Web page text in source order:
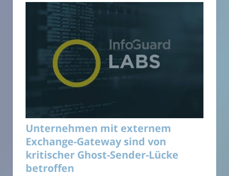
Unternehmen mit externem
Exchange-Gateway sind von
kritischer Ghost-Sender-Lücke
betroffen